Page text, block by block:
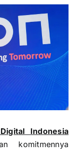
Indonesia
komitmennya